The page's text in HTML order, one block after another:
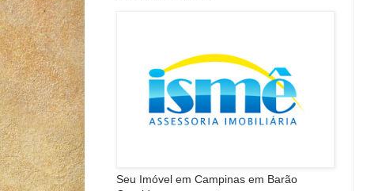
Seu Imóvel em Campinas em Barão